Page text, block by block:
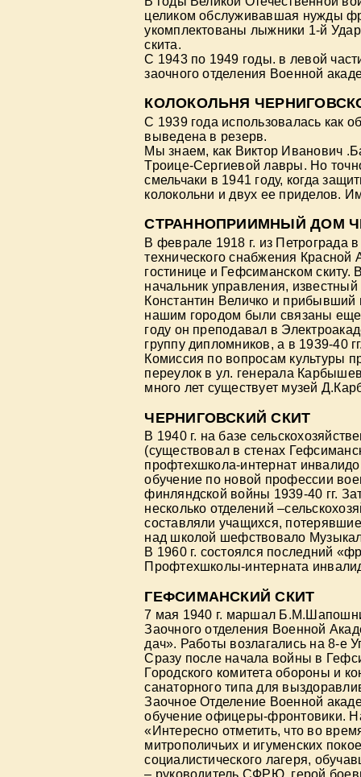
целиком обслуживавшая нужды
укомплектованы лыжники 1-й
скита.
С 1943 по 1949 годы. в левой
заочного отделения Военной
КОЛОКОЛЬНЯ
С 1939 года использовалась как
выведена в резерв.
Мы знаем, как Виктор Иванович
Троице-Сергиевой лавры. Но
смельчаки в 1941 году, когда
колокольни и двух ее приделов.
СТРАННОПРИИМНЫЙ ДОМ
В феврале 1918 г. из Петрограда
технического снабжения
гостинице и Гефсиманском
начальник управления,
Константин Величко и
нашим городом были связаны
году он преподавал в
группу дипломников, а в 1939-40
Комиссия по вопросам культуры
переулок в ул. генерала
много лет существует музей
ЧЕРНИГОВСКИЙ СКИТ
В 1940 г. на базе
(существовал в стенах
профтехшкола-интернат
обучение по новой профессии
финляндской войны 1939-40 гг.
несколько отделений
составляли учащихся,
над школой шефствовало
В 1960 г. состоялся последний
Профтехшколы-интерната
ГЕФСИМАНСКИЙ СКИТ
7 мая 1940 г. маршал
Заочного отделения Военной
дач». Работы возлагались на 8-е
Сразу после начала войны в
Городского комитета обороны и
санаторного типа для
Заочное Отделение Военной
обучение офицеры-фронтовики.
«Интересно отметить, что во
митрополичьих и игуменских
социалистического лагеря,